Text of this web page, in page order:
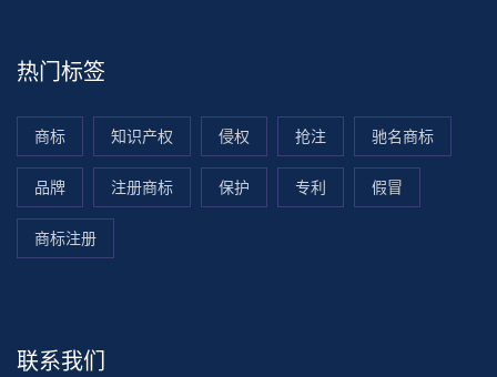
热门标签
商标 知识产权 侵权 抢注 驰名商标
品牌 注册商标 保护 专利 假冒
商标注册
联系我们